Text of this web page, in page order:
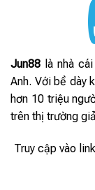
Jun88 là nhà
Anh. Với bề dày
hơn 10 triệu
trên thị trường
Truy cập vào link